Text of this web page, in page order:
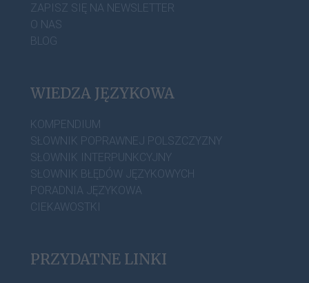
ZAPISZ SIĘ NA NEWSLETTER
O NAS
BLOG
WIEDZA JĘZYKOWA
KOMPENDIUM
SŁOWNIK POPRAWNEJ POLSZCZYZNY
SŁOWNIK INTERPUNKCYJNY
SŁOWNIK BŁĘDÓW JĘZYKOWYCH
PORADNIA JĘZYKOWA
CIEKAWOSTKI
PRZYDATNE LINKI